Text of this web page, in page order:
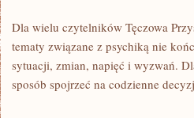
Dla wielu czytelników Tęczowa
tematy związane z psychiką nie
sytuacji, zmian, napięć i wyzwań.
sposób spojrzeć na codzienne